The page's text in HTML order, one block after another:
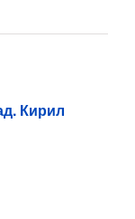
Кирил